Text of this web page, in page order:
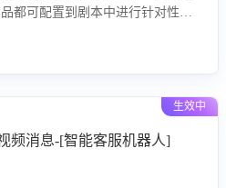
都可配置到剧本中进行针对性训
目剧本，一键开启客服培训。
生效中
频消息-[智能客服机器人]